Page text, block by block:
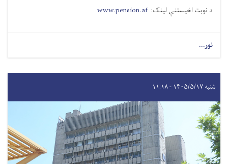
د نوبت اخیستنې لینک: www.pension.af
نور...
شنبه ۱۴۰۵/۵/۱۷ - ۱۱:۱۸